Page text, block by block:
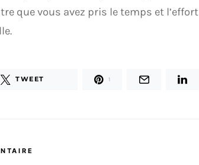
que vous avez pris le temps et l’effort
TWEET 1